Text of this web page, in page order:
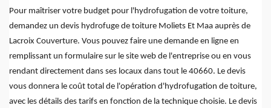
Pour maîtriser votre budget pour l'hydrofugation de votre toiture,
demandez un devis hydrofuge de toiture Moliets Et Maa auprès de
Lacroix Couverture. Vous pouvez faire une demande en ligne en
remplissant un formulaire sur le site web de l'entreprise ou en vous
rendant directement dans ses locaux dans tout le 40660. Le devis
vous donnera le coût total de l'opération d'hydrofugation de toiture,
avec les détails des tarifs en fonction de la technique choisie. Le devis